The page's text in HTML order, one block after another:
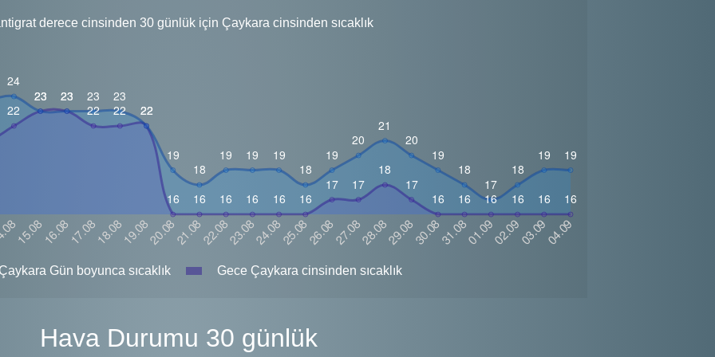
derece cinsinden 30 günlük için Çaykara cinsinden sıcaklık
Gün boyunca sıcaklık Gece Çaykara cinsinden sıcaklık
Hava Durumu 30 günlük